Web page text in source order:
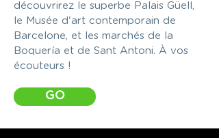
découvrirez le superbe Palais Güell,
le Musée d'art contemporain de
Barcelone, et les marchés de la
Boquería et de Sant Antoni. À vos
écouteurs !
GO